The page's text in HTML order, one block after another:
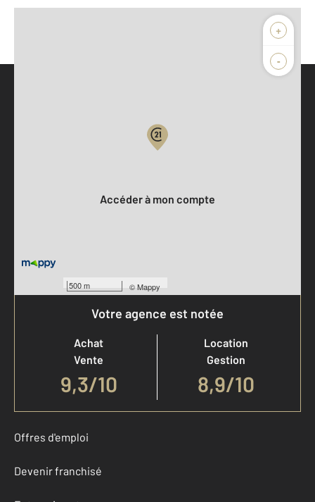
+
-
500 m ©Mappy
Accéder à mon compte
Votre agence est notée
Achat
Vente
9,3/10
Location
Gestion
8,9/10
Offres d'emploi
Devenir franchisé